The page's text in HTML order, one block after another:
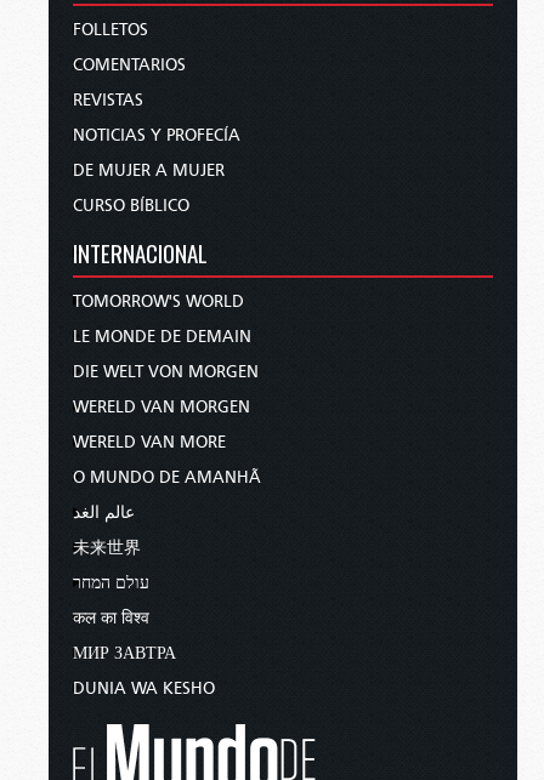
FOLLETOS
COMENTARIOS
REVISTAS
NOTICIAS Y PROFECÍA
DE MUJER A MUJER
CURSO BÍBLICO
INTERNACIONAL
TOMORROW'S WORLD
LE MONDE DE DEMAIN
DIE WELT VON MORGEN
WERELD VAN MORGEN
WERELD VAN MORE
O MUNDO DE AMANHÃ
عالم الغد
未来世界
עולם המחר
कल का विश्व
МИР ЗАВТРА
DUNIA WA KESHO